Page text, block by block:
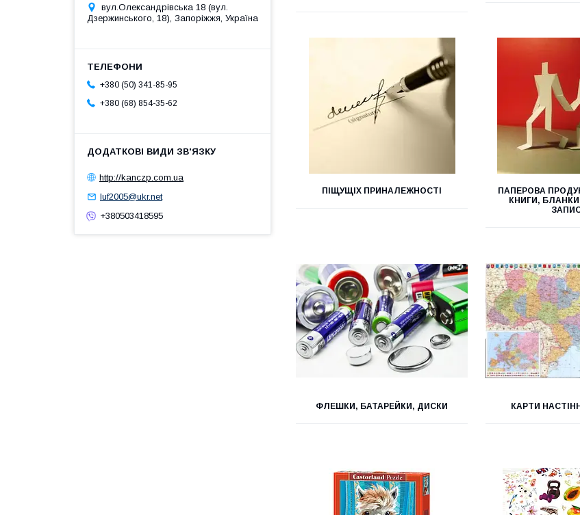
ПІЩУЩІХ ПРИНАЛЕЖНОСТІ
ПАПЕРОВА
КНИГИ,
ФЛЕШКИ, БАТАРЕЙКИ, ДИСКИ КАРТИ
вул.Олександрівська 18 (вул.
Дзержинського, 18), Запоріжжя, Україна
+380 (50) 341-85-95
+380 (68) 854-35-62
http://kanczp.com.ua
luf2005@ukr.net
+380503418595